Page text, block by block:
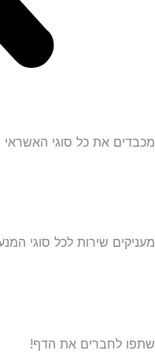
את כל סוגי האשראי
שירות לכל סוגי המנעולים:
לחברים את הדף!